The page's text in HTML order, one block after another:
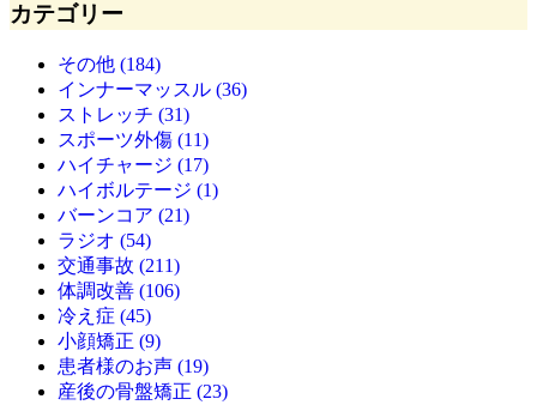
カテゴリー
その他 (184)
インナーマッスル (36)
ストレッチ (31)
スポーツ外傷 (11)
ハイチャージ (17)
ハイボルテージ (1)
バーンコア (21)
ラジオ (54)
交通事故 (211)
体調改善 (106)
冷え症 (45)
小顔矯正 (9)
患者様のお声 (19)
産後の骨盤矯正 (23)